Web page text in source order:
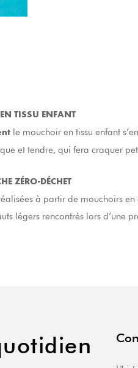
TISSU ENFANT
le mouchoir en tissu enfant
et tendre, qui fera craquer
ZÉRO-DÉCHET
à partir de mouchoirs
légers rencontrés lors d’une